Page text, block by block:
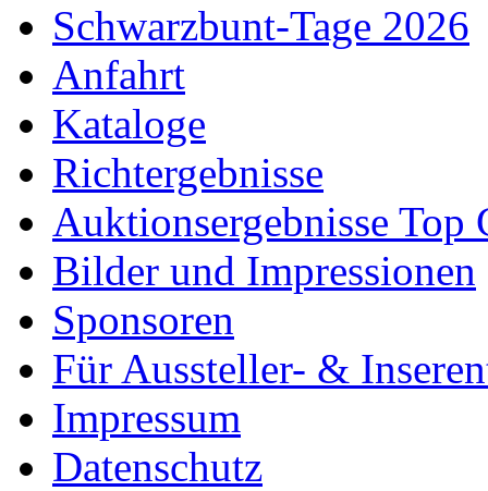
Schwarzbunt-Tage 2026
Anfahrt
Kataloge
Richtergebnisse
Auktionsergebnisse Top
Bilder und Impressionen
Sponsoren
Für Aussteller- &
Impressum
Datenschutz